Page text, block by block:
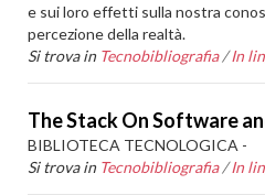
e sui loro effetti sulla nostra
percezione della realtà.
Si trova in Tecnobibliografia /In
The Stack On Software
BIBLIOTECA TECNOLOGICA -
Si trova in Tecnobibliografia /In